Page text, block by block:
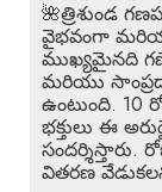
🌺త్రిశుండ
వైభవంగా
ముఖ్యమైనది
మరియు
ఉంటుంది. 10
భక్తులు ఈ
వితరణ